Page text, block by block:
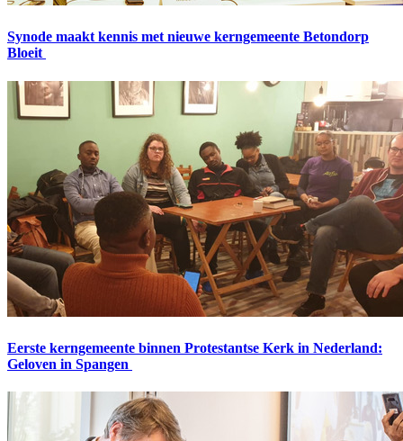
Synode maakt kennis met nieuwe kerngemeente Betondorp
Bloeit
Eerste kerngemeente binnen Protestantse Kerk in Nederland:
Geloven in Spangen